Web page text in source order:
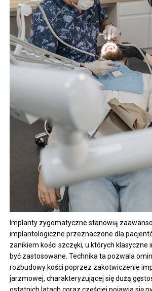
Implanty zygomatyczne stanowią
implantologiczne przeznaczone dla
zanikiem kości szczęki, u których klasyczne
być zastosowane. Technika ta pozwala
rozbudowy kości poprzez zakotwiczenie
jarzmowej, charakteryzującej się dużą